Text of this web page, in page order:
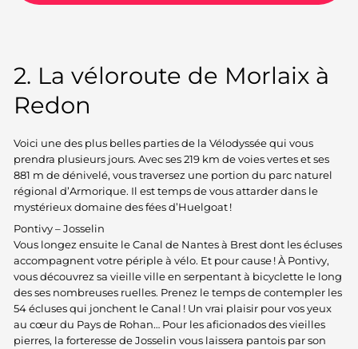
2. La véloroute de Morlaix à
Redon
Voici une des plus belles parties de la Vélodyssée qui vous
prendra plusieurs jours. Avec ses 219 km de voies vertes et ses
881 m de dénivelé, vous traversez une portion du parc naturel
régional d’Armorique. Il est temps de vous attarder dans le
mystérieux domaine des fées d’Huelgoat !
Pontivy – Josselin
Vous longez ensuite le Canal de Nantes à Brest dont les écluses
accompagnent votre périple à vélo. Et pour cause ! À Pontivy,
vous découvrez sa vieille ville en serpentant à bicyclette le long
des ses nombreuses ruelles. Prenez le temps de contempler les
54 écluses qui jonchent le Canal ! Un vrai plaisir pour vos yeux
au cœur du Pays de Rohan… Pour les aficionados des vieilles
pierres, la forteresse de Josselin vous laissera pantois par son